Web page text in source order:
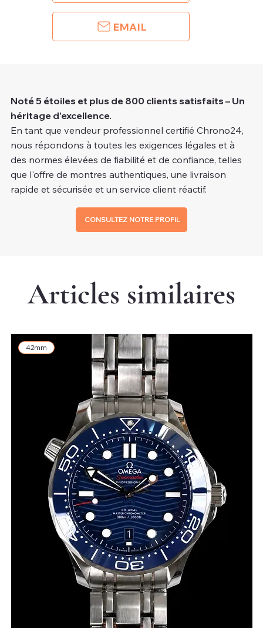
EMAIL
Noté 5 étoiles et plus de 800 clients satisfaits – Un
héritage d’excellence.
En tant que vendeur professionnel certifié Chrono24,
nous répondons à toutes les exigences légales et à
des normes élevées de fiabilité et de confiance, telles
que l'offre de montres authentiques, une livraison
rapide et sécurisée et un service client réactif.
CONSULTEZ NOTRE PROFIL
Articles similaires
42mm